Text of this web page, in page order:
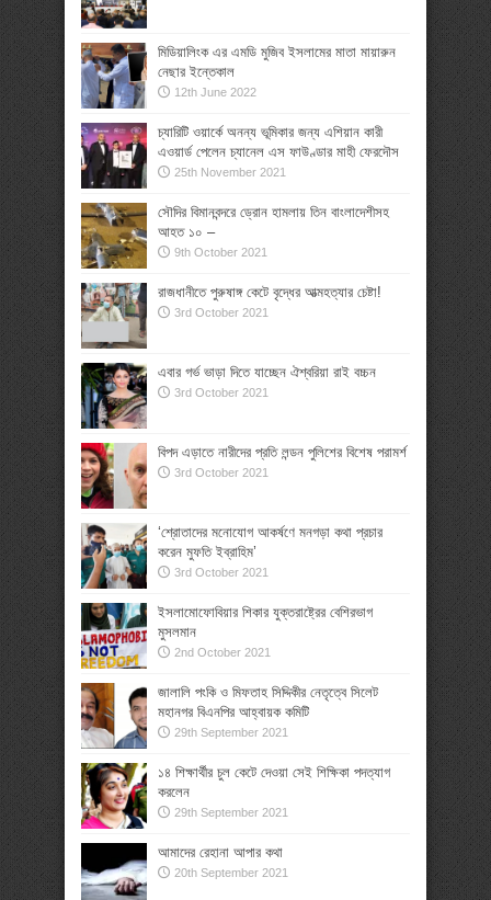
মিডিয়ালিংক এর এমডি মুজিব ইসলামের মাতা মায়ারুন
নেছার ইন্তেকাল
12th June 2022
চ্যারিটি ওয়ার্কে অনন্য ভূমিকার জন্য এশিয়ান কারী
এওয়ার্ড পেলেন চ্যানেল এস ফাউণ্ডার মাহী ফেরদৌস
25th November 2021
সৌদির বিমানবন্দরে ড্রোন হামলায় তিন বাংলাদেশীসহ
আহত ১০ –
9th October 2021
রাজধানীতে পুরুষাঙ্গ কেটে বৃদ্ধের আত্মহত্যার চেষ্টা!
3rd October 2021
এবার গর্ভ ভাড়া দিতে যাচ্ছেন ঐশ্বরিয়া রাই বচ্চন
3rd October 2021
বিপদ এড়াতে নারীদের প্রতি লন্ডন পুলিশের বিশেষ পরামর্শ
3rd October 2021
‘শ্রোতাদের মনোযোগ আকর্ষণে মনগড়া কথা প্রচার
করেন মুফতি ইব্রাহিম’
3rd October 2021
ইসলামোফোবিয়ার শিকার যুক্তরাষ্ট্রের বেশিরভাগ
মুসলমান
2nd October 2021
জালালি পংকি ও মিফতাহ সিদ্দিকীর নেতৃত্বে সিলেট
মহানগর বিএনপির আহ্বায়ক কমিটি
29th September 2021
১৪ শিক্ষার্থীর চুল কেটে দেওয়া সেই শিক্ষিকা পদত্যাগ
করলেন
29th September 2021
আমাদের রেহানা আপার কথা
20th September 2021